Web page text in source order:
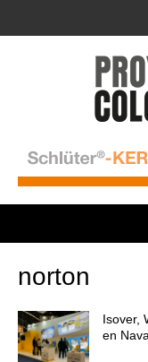
norton
Isover,
en